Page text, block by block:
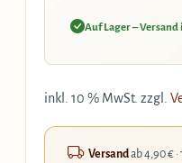
Auf Lager – Versand
inkl. 10 % MwSt. zzgl.
Versandab 4,90 €